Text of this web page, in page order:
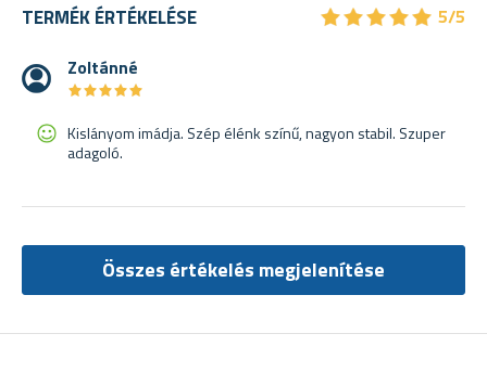
TERMÉK ÉRTÉKELÉSE ★★★★★
★★★★★ 5/5
Zoltánné
★★★★★
★★★★★
Kislányom imádja. Szép élénk színű, nagyon stabil. Szuper
adagoló.
Összes értékelés megjelenítése